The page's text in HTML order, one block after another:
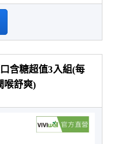
含糖超值3入組(每
喉舒爽)